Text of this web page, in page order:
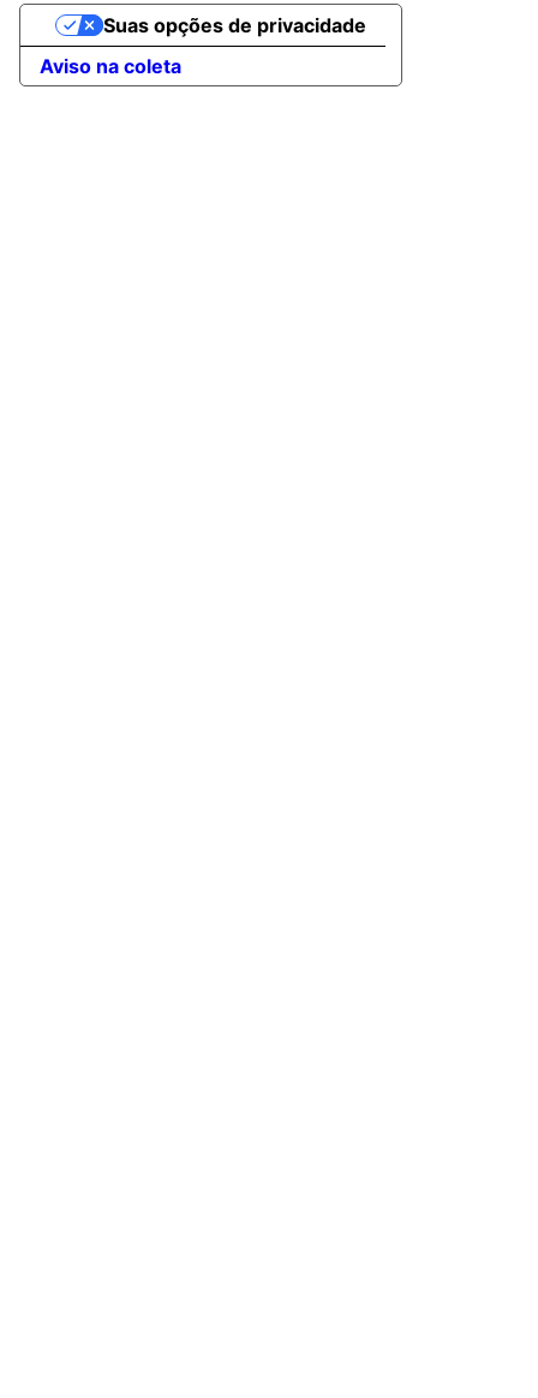
Aviso na coleta
Suas opções de privacidade